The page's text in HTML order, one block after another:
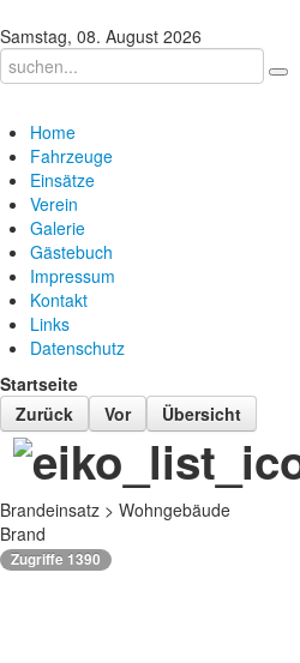
Samstag, 08. August 2026
Home
Fahrzeuge
Einsätze
Verein
Galerie
Gästebuch
Impressum
Kontakt
Links
Datenschutz
Startseite
Zurück
Vor Übersicht
Brandeinsatz > Wohngebäude
Brand
Zugriffe 1390